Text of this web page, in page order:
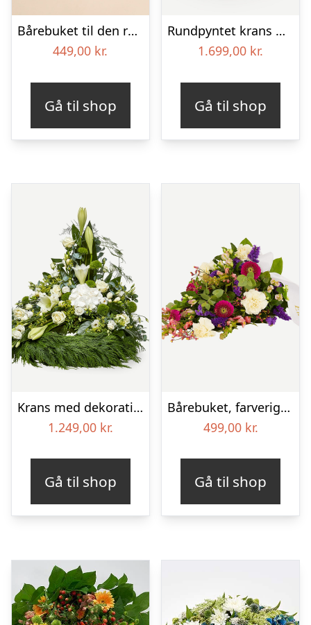
Bårebuket til den rolige afsked
449,00 kr.
Gå til shop
Rundpyntet krans med orkideer og bånd
1.699,00 kr.
Gå til shop
Krans med dekoration i klassisk stil – creme
1.249,00 kr.
Gå til shop
Bårebuket, farverig (Floristens kreative valg) med bånd
499,00 kr.
Gå til shop